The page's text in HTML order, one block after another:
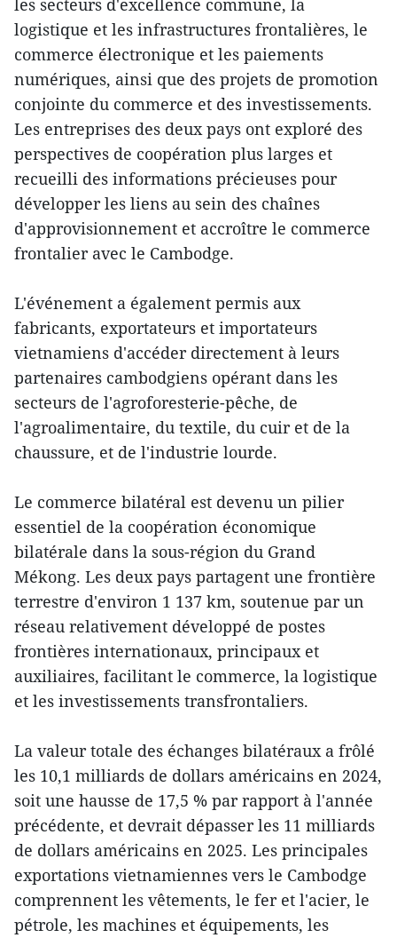
les secteurs d'excellence commune, la
logistique et les infrastructures frontalières, le
commerce électronique et les paiements
numériques, ainsi que des projets de promotion
conjointe du commerce et des investissements.
Les entreprises des deux pays ont exploré des
perspectives de coopération plus larges et
recueilli des informations précieuses pour
développer les liens au sein des chaînes
d'approvisionnement et accroître le commerce
frontalier avec le Cambodge.
L'événement a également permis aux
fabricants, exportateurs et importateurs
vietnamiens d'accéder directement à leurs
partenaires cambodgiens opérant dans les
secteurs de l'agroforesterie-pêche, de
l'agroalimentaire, du textile, du cuir et de la
chaussure, et de l'industrie lourde.
Le commerce bilatéral est devenu un pilier
essentiel de la coopération économique
bilatérale dans la sous-région du Grand
Mékong. Les deux pays partagent une frontière
terrestre d'environ 1 137 km, soutenue par un
réseau relativement développé de postes
frontières internationaux, principaux et
auxiliaires, facilitant le commerce, la logistique
et les investissements transfrontaliers.
La valeur totale des échanges bilatéraux a frôlé
les 10,1 milliards de dollars américains en 2024,
soit une hausse de 17,5 % par rapport à l'année
précédente, et devrait dépasser les 11 milliards
de dollars américains en 2025. Les principales
exportations vietnamiennes vers le Cambodge
comprennent les vêtements, le fer et l'acier, le
pétrole, les machines et équipements, les